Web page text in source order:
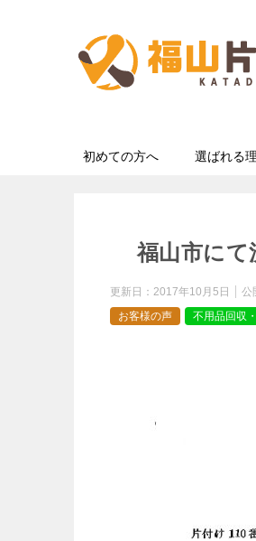
初めての方へ 選ばれる
福山市に
更新日： 2017年10月5日 公
お客様の声
不用品回収